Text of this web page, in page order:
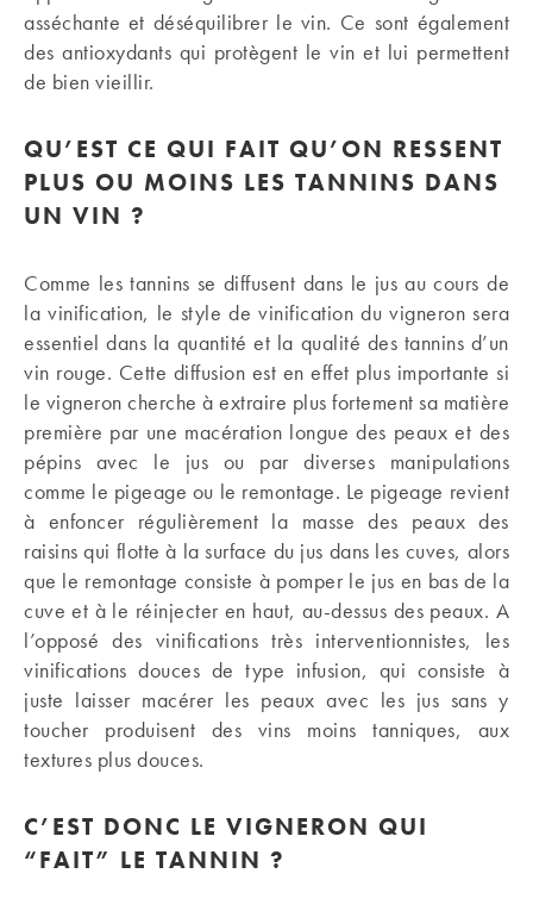
asséchante et déséquilibrer le vin. Ce sont également
des antioxydants qui protègent le vin et lui permettent
de bien vieillir.
QU’EST CE QUI FAIT QU’ON RESSENT
PLUS OU MOINS LES TANNINS DANS
UN VIN ?
Comme les tannins se diffusent dans le jus au cours de
la vinification, le style de vinification du vigneron sera
essentiel dans la quantité et la qualité des tannins d’un
vin rouge. Cette diffusion est en effet plus importante si
le vigneron cherche à extraire plus fortement sa matière
première par une macération longue des peaux et des
pépins avec le jus ou par diverses manipulations
comme le pigeage ou le remontage. Le pigeage revient
à enfoncer régulièrement la masse des peaux des
raisins qui flotte à la surface du jus dans les cuves, alors
que le remontage consiste à pomper le jus en bas de la
cuve et à le réinjecter en haut, au-dessus des peaux. A
l’opposé des vinifications très interventionnistes, les
vinifications douces de type infusion, qui consiste à
juste laisser macérer les peaux avec les jus sans y
toucher produisent des vins moins tanniques, aux
textures plus douces.
C’EST DONC LE VIGNERON QUI
“FAIT” LE TANNIN ?